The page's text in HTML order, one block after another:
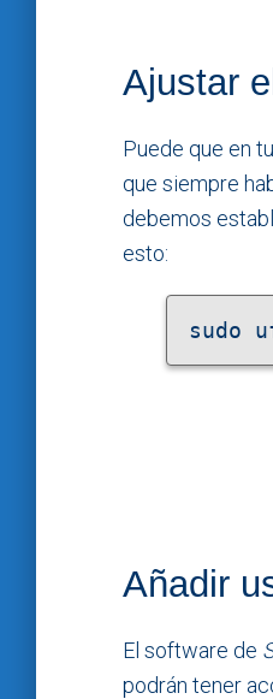
Ajustar
Puede que en
que siempre
debemos
esto:
sudo
Añadir
El software de
podrán tener